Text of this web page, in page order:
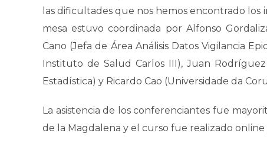
las dificultades que nos hemos encontrado los
mesa estuvo coordinada por Alfonso
Cano (Jefa de Área Análisis Datos Vigilancia
Instituto de Salud Carlos III), Juan
Estadística) y Ricardo Cao (Universidade da
La asistencia de los conferenciantes fue
de la Magdalena y el curso fue realizado